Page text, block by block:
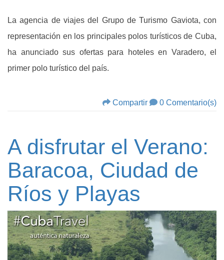
La agencia de viajes del Grupo de Turismo Gaviota, con
representación en los principales polos turísticos de Cuba,
ha anunciado sus ofertas para hoteles en Varadero, el
primer polo turístico del país.
Compartir 0 Comentario(s)
A disfrutar el Verano:
Baracoa, Ciudad de
Ríos y Playas